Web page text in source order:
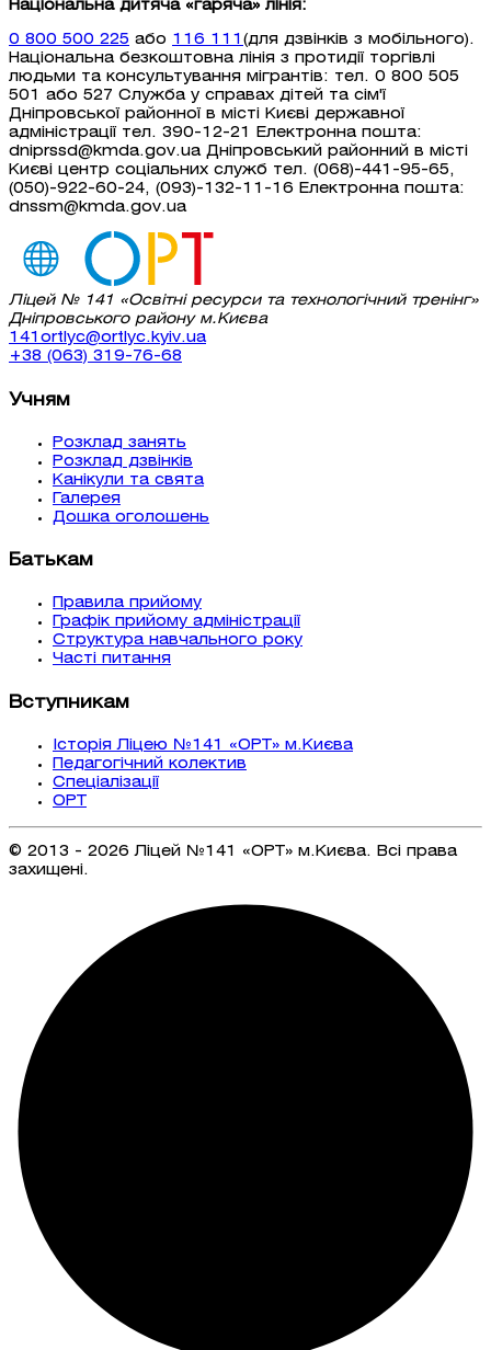
Національна дитяча «гаряча» лінія:
0 800 500 225 або 116 111 (для дзвінків з мобільного).
Національна безкоштовна лінія з протидії торгівлі
людьми та консультування мігрантів: тел. 0 800 505
501 або 527 Служба у справах дітей та сім'ї
Дніпровської районної в місті Києві державної
адміністрації тел. 390-12-21 Електронна пошта:
dniprssd@kmda.gov.ua Дніпровський районний в місті
Києві центр соціальних служб тел. (068)-441-95-65,
(050)-922-60-24, (093)-132-11-16 Електронна пошта:
dnssm@kmda.gov.ua
Ліцей № 141 «Освітні ресурси та технологічний тренінг»
Дніпровського району м.Києва
141ortlyc@ortlyc.kyiv.ua
+38 (063) 319-76-68
Учням
Розклад занять
Розклад дзвінків
Канікули та свята
Галерея
Дошка оголошень
Батькам
Правила прийому
Графік прийому адміністрації
Структура навчального року
Часті питання
Вступникам
Історія Ліцею №141 «ОРТ» м.Києва
Педагогічний колектив
Спеціалізації
ОРТ
© 2013 - 2026 Ліцей №141 «ОРТ» м.Києва. Всі права
захищені.